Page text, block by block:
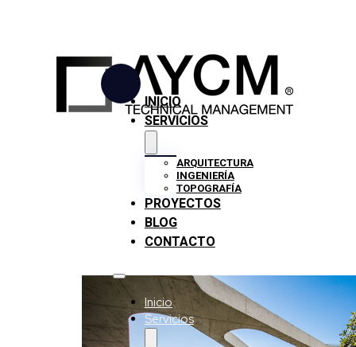
INICIO
SERVICIOS
ARQUITECTURA
INGENIERÍA
TOPOGRAFÍA
PROYECTOS
BLOG
CONTACTO
Inicio
Servicios
Categoría De
Educación